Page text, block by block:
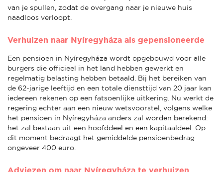
van je spullen, zodat de overgang naar je nieuwe huis
naadloos verloopt.
Verhuizen naar Nyíregyháza als gepensioneerde
Een pensioen in Nyíregyháza wordt opgebouwd voor alle
burgers die officieel in het land hebben gewerkt en
regelmatig belasting hebben betaald. Bij het bereiken van
de 62-jarige leeftijd en een totale diensttijd van 20 jaar kan
iedereen rekenen op een fatsoenlijke uitkering. Nu werkt de
regering echter aan een nieuw wetsvoorstel, volgens welke
het pensioen in Nyíregyháza anders zal worden berekend:
het zal bestaan uit een hoofddeel en een kapitaaldeel. Op
dit moment bedraagt het gemiddelde pensioenbedrag
ongeveer 400 euro.
Adviezen om naar Nyíregyháza te verhuizen